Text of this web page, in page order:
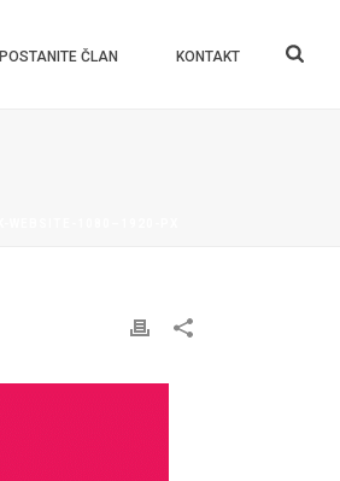
POSTANITE ČLAN KONTAKT